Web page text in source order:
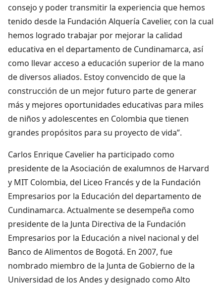
consejo y poder transmitir la experiencia que hemos
tenido desde la Fundación Alquería Cavelier, con la cual
hemos logrado trabajar por mejorar la calidad
educativa en el departamento de Cundinamarca, así
como llevar acceso a educación superior de la mano
de diversos aliados. Estoy convencido de que la
construcción de un mejor futuro parte de generar
más y mejores oportunidades educativas para miles
de niños y adolescentes en Colombia que tienen
grandes propósitos para su proyecto de vida”.
Carlos Enrique Cavelier ha participado como
presidente de la Asociación de exalumnos de Harvard
y MIT Colombia, del Liceo Francés y de la Fundación
Empresarios por la Educación del departamento de
Cundinamarca. Actualmente se desempeña como
presidente de la Junta Directiva de la Fundación
Empresarios por la Educación a nivel nacional y del
Banco de Alimentos de Bogotá. En 2007, fue
nombrado miembro de la Junta de Gobierno de la
Universidad de los Andes y designado como Alto